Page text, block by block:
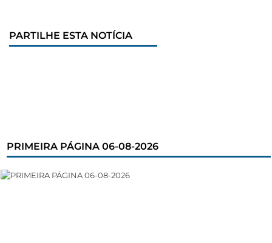
PARTILHE ESTA NOTÍCIA
PRIMEIRA PÁGINA 06-08-2026